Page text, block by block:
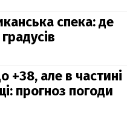
спека: де
+38, але в частині
прогноз погоди